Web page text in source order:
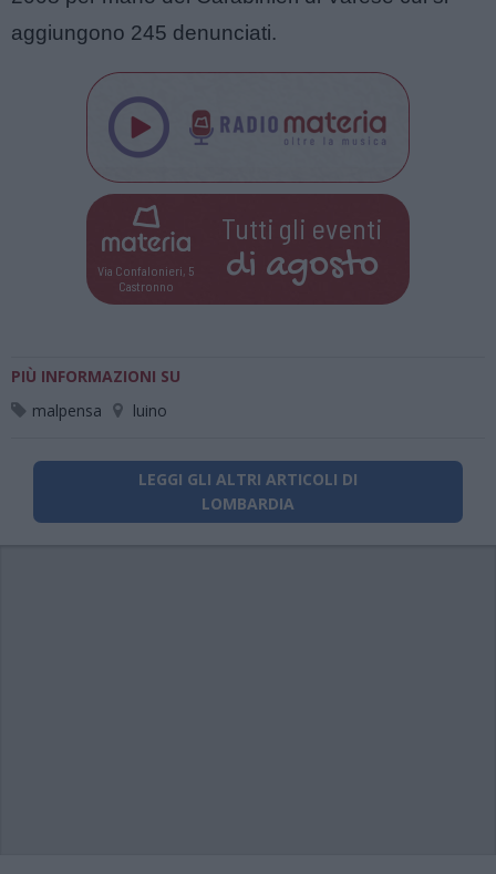
aggiungono 245 denunciati.
Via Confalonieri, 5
Castronno
Tutti gli eventi
di agosto
PIÙ INFORMAZIONI SU
malpensa
luino
LEGGI GLI ALTRI ARTICOLI DI
LOMBARDIA